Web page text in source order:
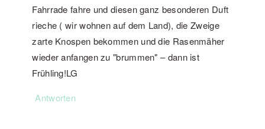
Fahrrade fahre und diesen ganz besonderen Duft
rieche ( wir wohnen auf dem Land), die Zweige
zarte Knospen bekommen und die Rasenmäher
wieder anfangen zu "brummen" – dann ist
Frühling!LG
Antworten